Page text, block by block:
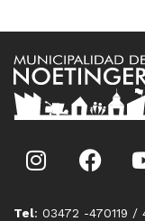
Tel: 03472 -470119 /